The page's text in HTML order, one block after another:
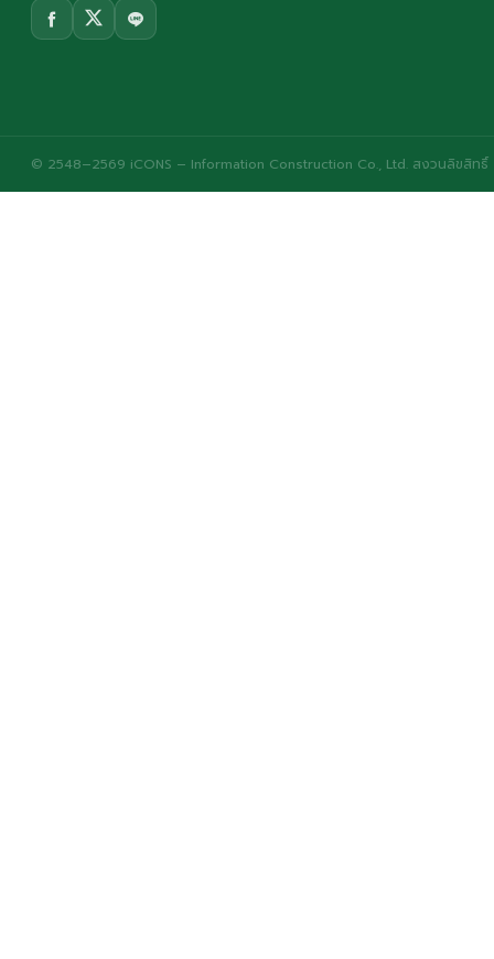
© 2548–2569 iCONS – Information Construction Co., Ltd. สงวนลิขสิทธิ์